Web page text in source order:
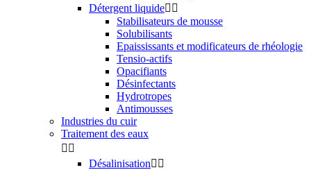
Détergent liquide 
Stabilisateurs de mousse
Solubilisants
Epaississants et modificateurs de rhéologie
Tensio-actifs
Opacifiants
Désinfectants
Hydrotropes
Antimousses
Industries du cuir
Traitement des eaux
 
Désalinisation 